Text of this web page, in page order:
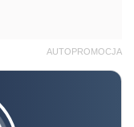
AUTOPROMOCJA